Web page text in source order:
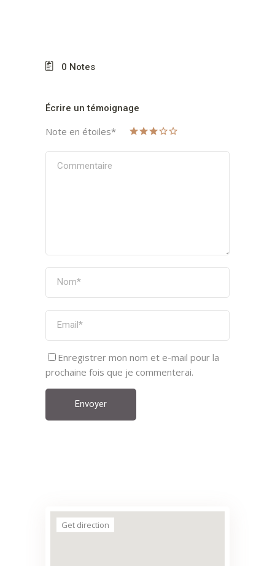
0 Notes
Écrire un témoignage
Note en étoiles*
Enregistrer mon nom et e-mail pour la
prochaine fois que je commenterai.
Envoyer
Get direction